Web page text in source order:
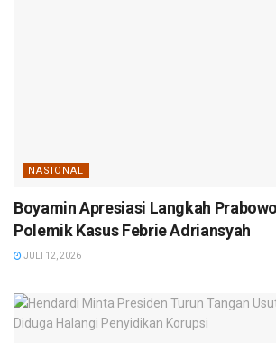
NASIONAL
Boyamin Apresiasi Langkah
Polemik Kasus Febrie Adriansyah
JULI 12, 2026